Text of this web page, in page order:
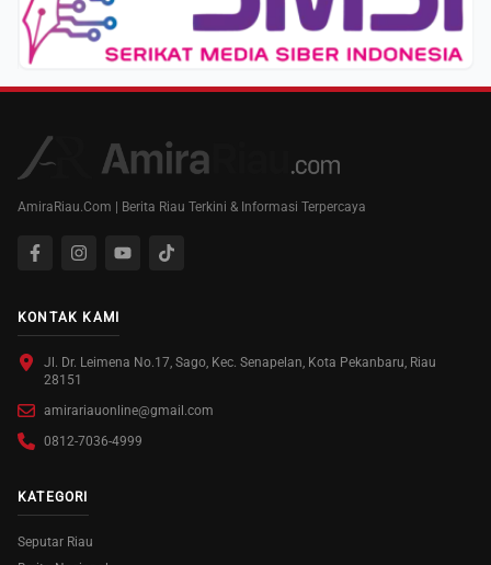
AmiraRiau.Com | Berita Riau Terkini & Informasi Terpercaya
KONTAK KAMI
Jl. Dr. Leimena No.17, Sago, Kec. Senapelan, Kota Pekanbaru, Riau
28151
amirariauonline@gmail.com
0812-7036-4999
KATEGORI
Seputar Riau